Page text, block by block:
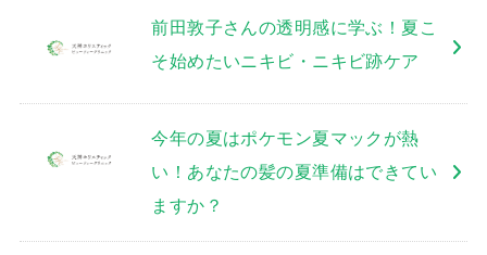
前田敦子さんの透明感に学ぶ！夏こ
そ始めたいニキビ・ニキビ跡ケア
今年の夏はポケモン夏マックが熱
い！あなたの髪の夏準備はできてい
ますか？